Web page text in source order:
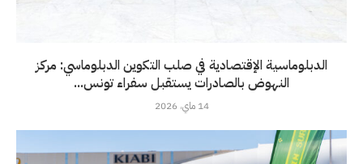
الدبلوماسية الإقتصادية في صلب التكوين الدبلوماسي: مركز
النهوض بالصادرات يستقبل سفراء تونس...
14 ماي، 2026